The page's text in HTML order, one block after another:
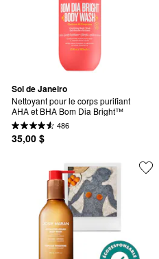
Sol de Janeiro
Nettoyant pour le corps purifiant
AHA et BHA Bom Dia Bright™
486
35,00 $